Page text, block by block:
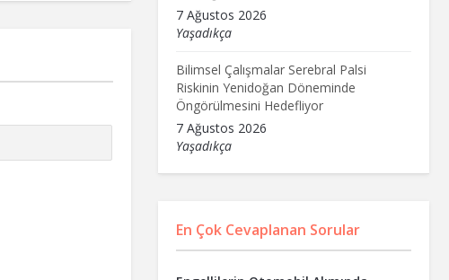
7 Ağustos 2026
Yaşadıkça
Bilimsel Çalışmalar Serebral Palsi
Riskinin Yenidoğan Döneminde
Öngörülmesini Hedefliyor
7 Ağustos 2026
Yaşadıkça
En Çok Cevaplanan Sorular